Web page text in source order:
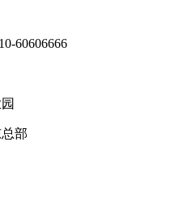
60606666
部